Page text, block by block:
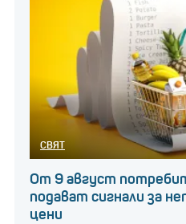
СВЯТ
От 9 август
подават сигнали за
цени